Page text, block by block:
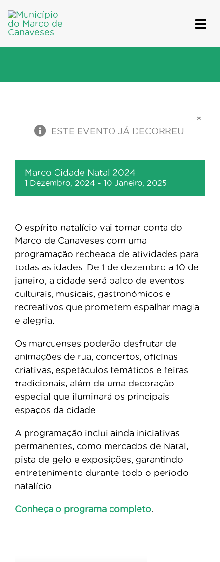
to
content
ESTE EVENTO JÁ DECORREU.
×
Marco Cidade Natal 2024
1 Dezembro, 2024 - 10 Janeiro, 2025
O espírito natalício vai tomar conta do
Marco de Canaveses com uma
programação recheada de atividades para
todas as idades. De 1 de dezembro a 10 de
janeiro, a cidade será palco de eventos
culturais, musicais, gastronómicos e
recreativos que prometem espalhar magia
e alegria.
Os marcuenses poderão desfrutar de
animações de rua, concertos, oficinas
criativas, espetáculos temáticos e feiras
tradicionais, além de uma decoração
especial que iluminará os principais
espaços da cidade.
A programação inclui ainda iniciativas
permanentes, como mercados de Natal,
pista de gelo e exposições, garantindo
entretenimento durante todo o período
natalício.
Conheça o programa completo.